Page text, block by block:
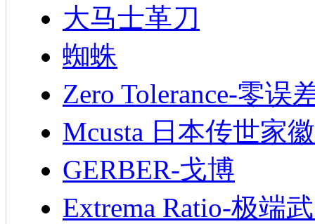
大马士革刀
蜘蛛
Zero Tolerance-零误
Mcusta 日本传世家徽
GERBER-戈博
Extrema Ratio-极端